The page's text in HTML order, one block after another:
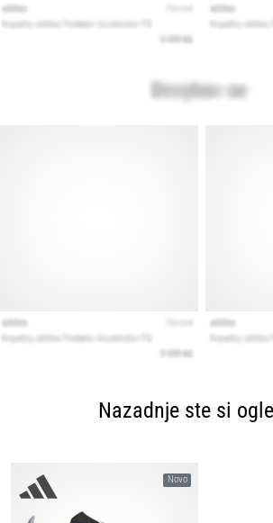
Nazadnje ste si
Novo